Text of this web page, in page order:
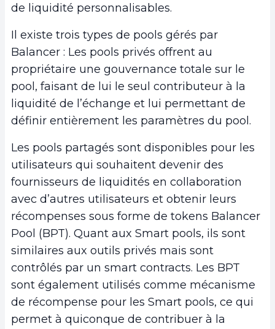
de liquidité personnalisables.
Il existe trois types de pools gérés par
Balancer : Les pools privés offrent au
propriétaire une gouvernance totale sur le
pool, faisant de lui le seul contributeur à la
liquidité de l’échange et lui permettant de
définir entièrement les paramètres du pool.
Les pools partagés sont disponibles pour les
utilisateurs qui souhaitent devenir des
fournisseurs de liquidités en collaboration
avec d’autres utilisateurs et obtenir leurs
récompenses sous forme de tokens Balancer
Pool (BPT). Quant aux Smart pools, ils sont
similaires aux outils privés mais sont
contrôlés par un smart contracts. Les BPT
sont également utilisés comme mécanisme
de récompense pour les Smart pools, ce qui
permet à quiconque de contribuer à la